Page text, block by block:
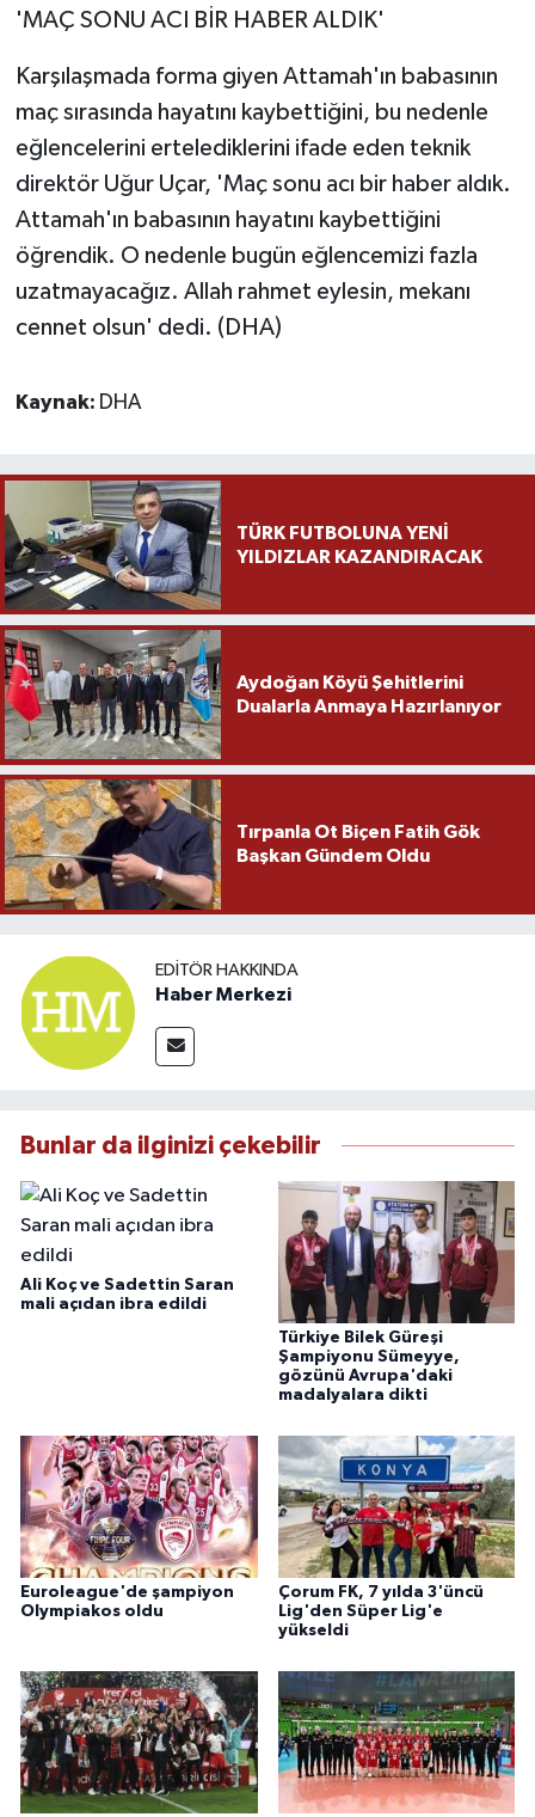
'MAÇ SONU ACI BİR HABER ALDIK'
Karşılaşmada forma giyen Attamah'ın babasının
maç sırasında hayatını kaybettiğini, bu nedenle
eğlencelerini ertelediklerini ifade eden teknik
direktör Uğur Uçar, 'Maç sonu acı bir haber aldık.
Attamah'ın babasının hayatını kaybettiğini
öğrendik. O nedenle bugün eğlencemizi fazla
uzatmayacağız. Allah rahmet eylesin, mekanı
cennet olsun' dedi. (DHA)
Kaynak: DHA
TÜRK FUTBOLUNA YENİ
YILDIZLAR KAZANDIRACAK
Aydoğan Köyü Şehitlerini
Dualarla Anmaya Hazırlanıyor
Tırpanla Ot Biçen Fatih Gök
Başkan Gündem Oldu
EDITÖR HAKKINDA
Haber Merkezi
Bunlar da ilginizi çekebilir
Ali Koç ve Sadettin Saran
mali açıdan ibra edildi
Türkiye Bilek Güreşi
Şampiyonu Sümeyye,
gözünü Avrupa'daki
madalyalara dikti
Euroleague'de şampiyon
Olympiakos oldu
Çorum FK, 7 yılda 3'üncü
Lig'den Süper Lig'e
yükseldi